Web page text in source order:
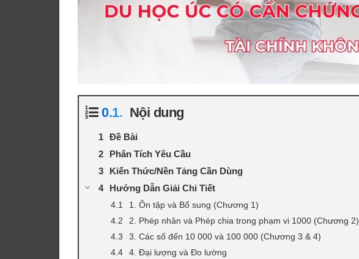
Nội dung
Đề Bài
Phân Tích Yêu Cầu
Kiến Thức/Nền Tảng Cần Dùng
Hướng Dẫn Giải Chi Tiết
1. Ôn tập và Bổ sung (Chương 1)
2. Phép nhân và Phép chia trong phạm vi 1000 (Chương 2)
3. Các số đến 10 000 và 100 000 (Chương 3 & 4)
4. Đại lượng và Đo lường